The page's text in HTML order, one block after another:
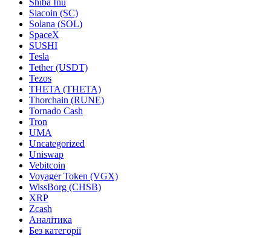
Shiba Inu
Siacoin (SC)
Solana (SOL)
SpaceX
SUSHI
Tesla
Tether (USDT)
Tezos
THETA (THETA)
Thorchain (RUNE)
Tornado Cash
Tron
UMA
Uncategorized
Uniswap
Vebitcoin
Voyager Token (VGX)
WissBorg (CHSB)
XRP
Zcash
Аналітика
Без категорії